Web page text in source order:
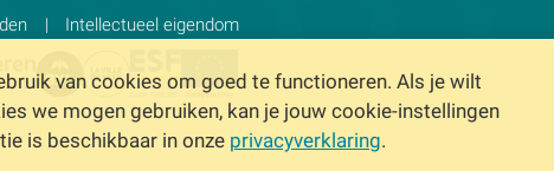
Intellectueel eigendom
van cookies om goed te functioneren. Als je wilt
we mogen gebruiken, kan je jouw cookie-instellingen
is beschikbaar in onze privacyverklaring.